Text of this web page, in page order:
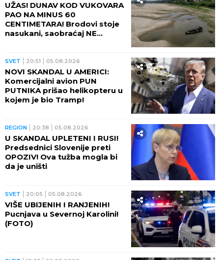
UŽAS! DUNAV KOD VUKOVARA
PAO NA MINUS 60
CENTIMETARA! Brodovi stoje
nasukani, saobraćaj NE
SVET 20:51 05.08.2026
NOVI SKANDAL U AMERICI:
Komercijalni avion PUN
PUTNIKA prišao helikopteru u
kojem je bio Tramp!
REGION 20:38 05.08.2026
U SKANDAL UPLETENI I RUSI!
Predsednici Slovenije preti
OPOZIV! Ova tužba mogla bi
da je uništi
SVET 20:05 05.08.2026
VIŠE UBIJENIH I RANJENIH!
Pucnjava u Severnoj Karolini!
(FOTO)